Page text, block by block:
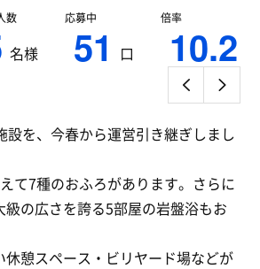
数
名様
応募中
51 口
倍率
10.2
を、今春から運営引き継ぎしまし
て7種のおふろがあります。さらに
の広さを誇る5部屋の岩盤浴もお
憩スペース・ビリヤード場などが